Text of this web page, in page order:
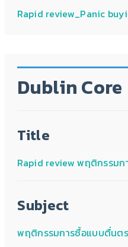
Rapid review_Panic
Dublin Core
Title
Rapid review พฤติกรรม
Subject
พฤติกรรมการซื้อแบบตื่นต